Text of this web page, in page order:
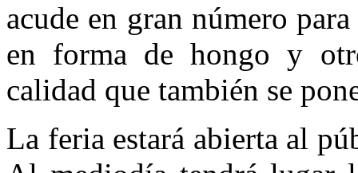
acude en gran número
en forma de hongo y
calidad que también se
La feria estará abierta al